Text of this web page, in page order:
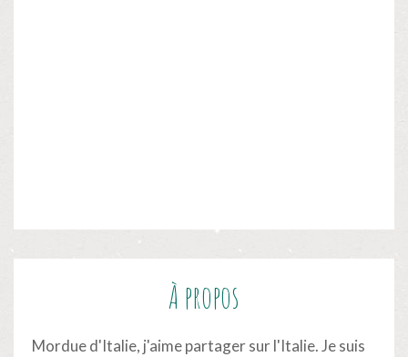
À propos
Mordue d'Italie, j'aime partager sur l'Italie. Je suis